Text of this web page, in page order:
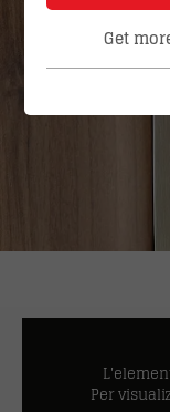
Per
Get